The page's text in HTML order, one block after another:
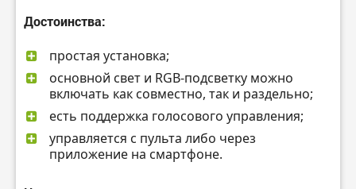
Достоинства:
простая установка;
основной свет и RGB-подсветку можно
включать как совместно, так и раздельно;
есть поддержка голосового управления;
управляется с пульта либо через
приложение на смартфоне.